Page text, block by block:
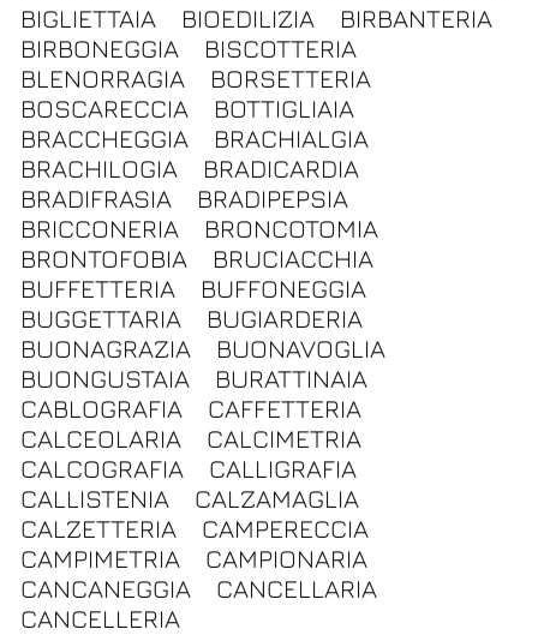
BIGLIETTAIA
BIOEDILIZIA
BIRBANTERIA
BIRBONEGGIA
BISCOTTERIA
BLENORRAGIA
BORSETTERIA
BOSCARECCIA
BOTTIGLIAIA
BRACCHEGGIA
BRACHIALGIA
BRACHILOGIA
BRADICARDIA
BRADIFRASIA
BRADIPEPSIA
BRICCONERIA
BRONCOTOMIA
BRONTOFOBIA
BRUCIACCHIA
BUFFETTERIA
BUFFONEGGIA
BUGGETTARIA
BUGIARDERIA
BUONAGRAZIA
BUONAVOGLIA
BUONGUSTAIA
BURATTINAIA
CABLOGRAFIA
CAFFETTERIA
CALCEOLARIA
CALCIMETRIA
CALCOGRAFIA
CALLIGRAFIA
CALLISTENIA
CALZAMAGLIA
CALZETTERIA
CAMPERECCIA
CAMPIMETRIA
CAMPIONARIA
CANCANEGGIA
CANCELLARIA
CANCELLERIA